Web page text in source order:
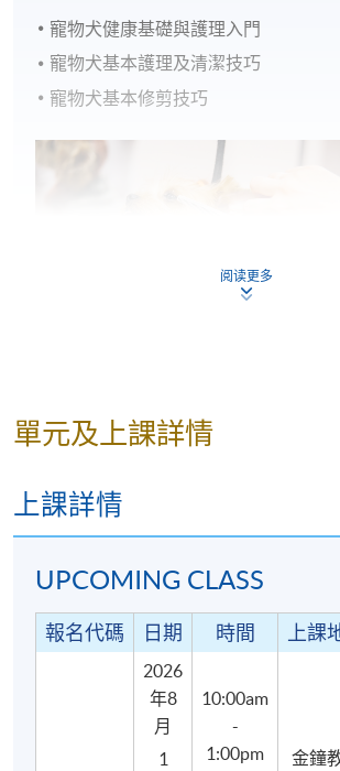
寵物犬健康基礎與護理入門
寵物犬基本護理及清潔技巧
寵物犬基本修剪技巧
寵物犬健康評估與藥物使用
寵物犬常見意外、傷口處理及包紥
寵物犬急症識別與應對
阅读更多
單元及上課詳情
上課詳情
UPCOMING CLASS
報名代碼 日期 時間 上課
2026
年8
月
1
10:00am
-
1:00pm
金鐘